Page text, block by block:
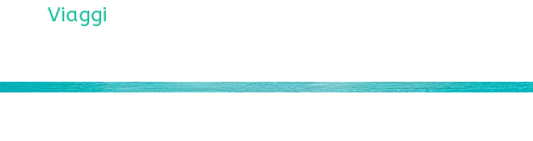
Viaggi